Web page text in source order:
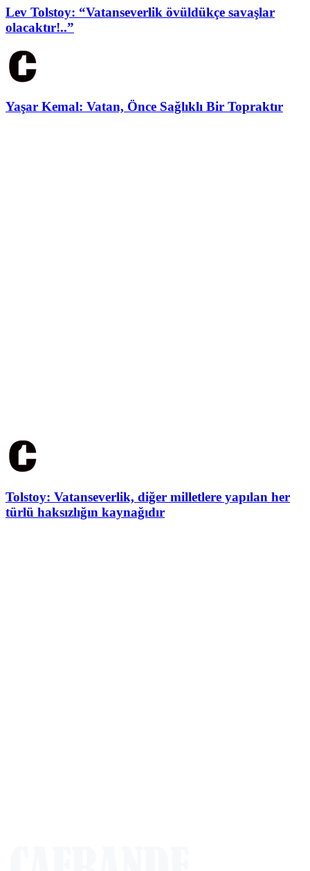
Lev Tolstoy: “Vatanseverlik övüldükçe savaşlar
olacaktır!..”
Yaşar Kemal: Vatan, Önce Sağlıklı Bir Topraktır
Tolstoy: Vatanseverlik, diğer milletlere yapılan her
türlü haksızlığın kaynağıdır